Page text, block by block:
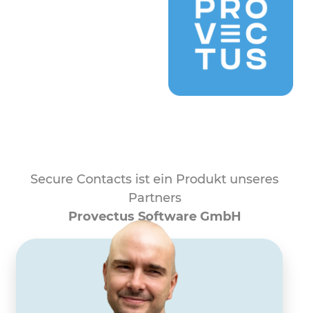
Secure Contacts ist ein Produkt unseres
Partners
Provectus Software GmbH